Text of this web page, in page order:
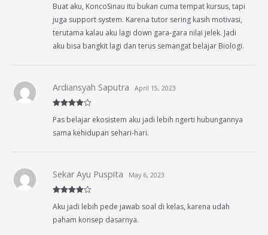
of 5
Buat aku, KoncoSinau itu bukan cuma tempat kursus, tapi
juga support system. Karena tutor sering kasih motivasi,
terutama kalau aku lagi down gara-gara nilai jelek. Jadi
aku bisa bangkit lagi dan terus semangat belajar Biologi.
out of 5
Ardiansyah Saputra April 15, 2023
Pas belajar ekosistem aku jadi lebih ngerti hubungannya
sama kehidupan sehari-hari.
out of 5
Sekar Ayu Puspita May 6, 2023
Aku jadi lebih pede jawab soal di kelas, karena udah
paham konsep dasarnya.